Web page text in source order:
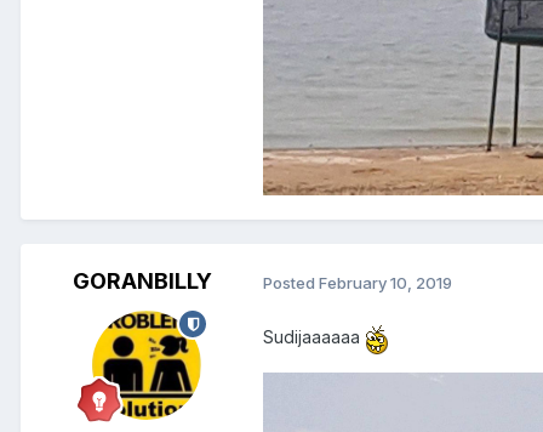
GORANBILLY Posted February 10, 2019
Sudijaaaaaa